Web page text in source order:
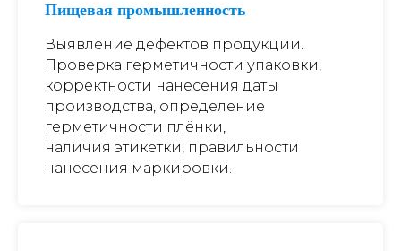
Пищевая промышленность
Выявление дефектов продукции.
Проверка герметичности упаковки,
корректности нанесения даты
производства, определение
герметичности плёнки,
наличия этикетки, правильности
нанесения маркировки.